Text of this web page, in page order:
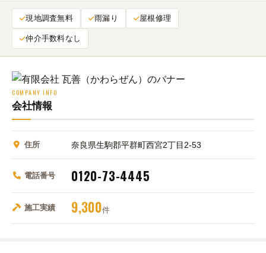
現地調査無料 雨漏り 屋根修理
仲介手数料なし
COMPANY INFO
会社情報
住所 奈良県生駒郡平群町西宮2丁目2-53
電話番号 0120-73-4445
施工実績 9,300件